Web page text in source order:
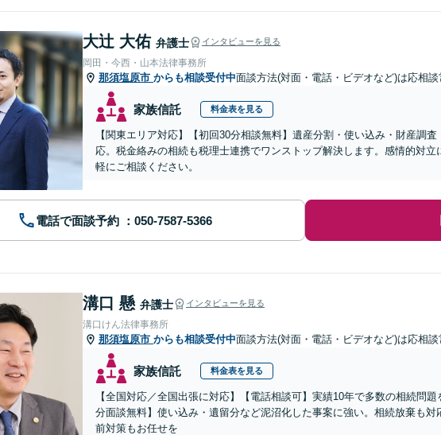
大辻 大佑 弁護士 インタビューを見る
岡田・今西・山本法律事務所
那須塩原市 からも相談受付中面談方法(対面・電話・ビデオなど)は応相談
家族信託 料金表を見る
【関東エリア対応】【初回30分相談無料】遺産分割・使い込み・財産調
応。税金絡みの相続も税理士連携でワンストップ解決します。感情的対
軽にご相談ください。
電話で面談予約
溝口 懸 弁護士 インタビューを見る
溝口けん法律事務所
那須塩原市 からも相談受付中面談方法(対面・電話・ビデオなど)は応相談
家族信託 料金表を見る
【全国対応／全国出張に対応】【電話相談可】実績10年で多数の相続問
分面談無料】使い込み・遺留分など泥沼化した事案に強い。相続放棄も
前対策もお任せを